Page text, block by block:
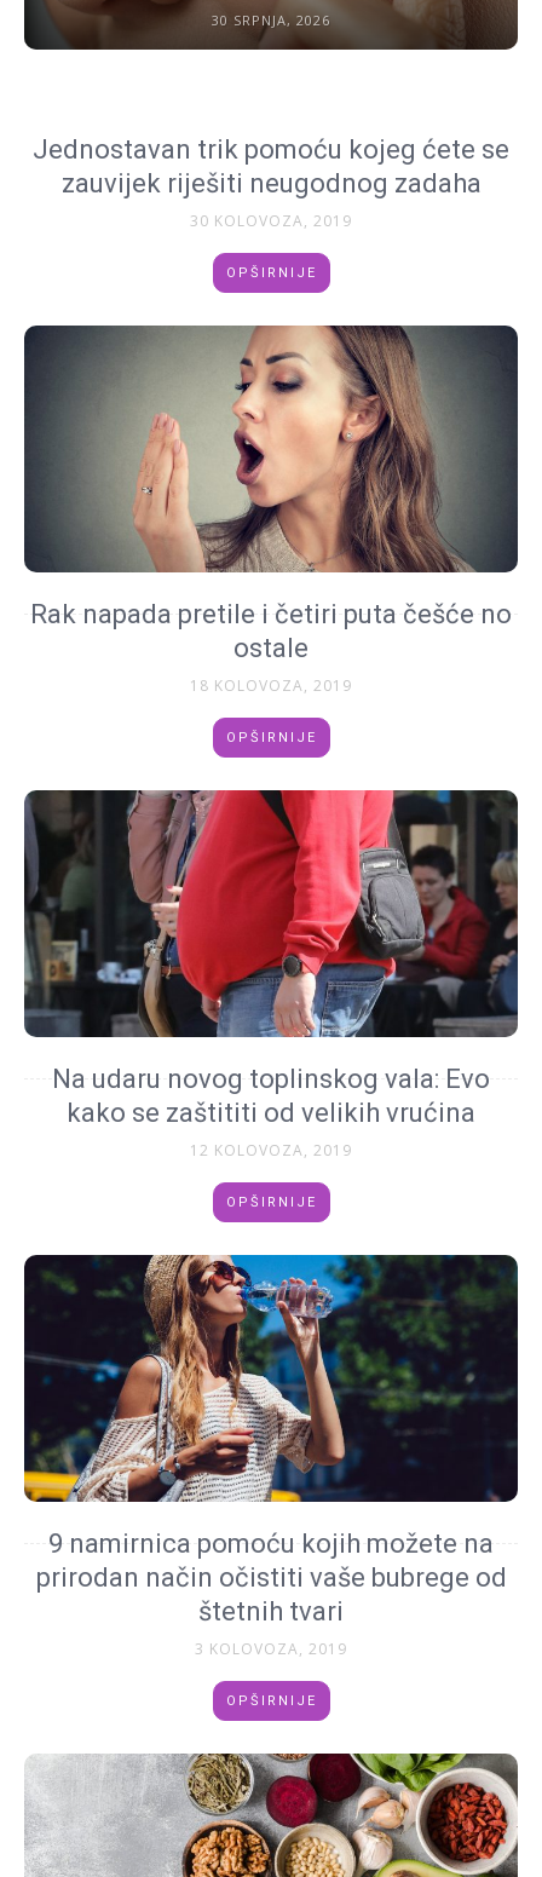
30 SRPNJA, 2026
Jednostavan trik pomoću kojeg ćete se
zauvijek riješiti neugodnog zadaha
30 KOLOVOZA, 2019
OPŠIRNIJE
Rak napada pretile i četiri puta češće no
ostale
18 KOLOVOZA, 2019
OPŠIRNIJE
Na udaru novog toplinskog vala: Evo
kako se zaštititi od velikih vrućina
12 KOLOVOZA, 2019
OPŠIRNIJE
9 namirnica pomoću kojih možete na
prirodan način očistiti vaše bubrege od
štetnih tvari
3 KOLOVOZA, 2019
OPŠIRNIJE